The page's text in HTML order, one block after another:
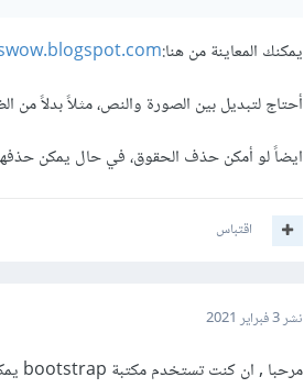
يمكنك المعاينة من هنا:
أحتاج لتبديل بين الصورة والنص، مثلاً بدلاً
ايضاً لو أمكن حذف الحقوق، في حال يمكن
اقتباس
نشر3 فبراير 2021
مرحبا , ان كنت تستخدم مكتبة bootstrap يمكنك وضع الفديو فى modal لشظهر بنفاذة popup فى نفس الصفحة.